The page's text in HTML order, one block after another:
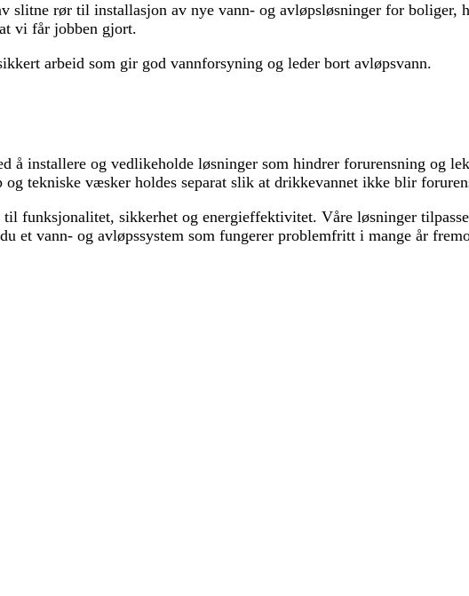
slitne rør til installasjon av nye vann- og avløpsløsninger for boliger,
vi får jobben gjort.
arbeid som gir god vannforsyning og leder bort avløpsvann.
installere og vedlikeholde løsninger som hindrer forurensning og
tekniske væsker holdes separat slik at drikkevannet ikke blir
funksjonalitet, sikkerhet og energieffektivitet. Våre løsninger
et vann- og avløpssystem som fungerer problemfritt i mange år